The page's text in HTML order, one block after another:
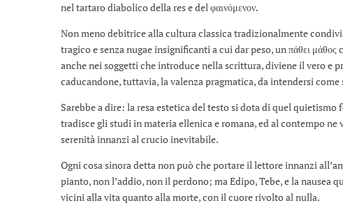
nel tartaro diabolico della res e del φαινόμενον.
Non meno debitrice alla cultura classica tradizionalmente
tragico e senza nugae insignificanti a cui dar peso, un πάθει
anche nei soggetti che introduce nella scrittura, diviene il vero e
caducandone, tuttavia, la valenza pragmatica, da intendersi
Sarebbe a dire: la resa estetica del testo si dota di quel
tradisce gli studi in materia ellenica e romana, ed al contempo
serenità innanzi al crucio inevitabile.
Ogni cosa sinora detta non può che portare il lettore innanzi
pianto, non l’addio, non il perdono; ma Edipo, Tebe, e la nausea
vicini alla vita quanto alla morte, con il cuore rivolto al nulla.